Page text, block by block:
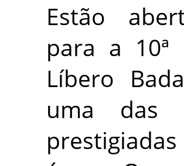
Estão
para a 10ª
Líbero
uma das